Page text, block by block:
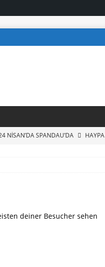
NİSAN’DA SPANDAU’DA
HAYPA
TÜM EĞİTİM ÜCRETSİZ OLMALI
deiner Besucher sehen